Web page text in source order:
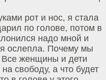
рот и нос, я стала
по голове, потом в
надо мной и
я ослепла. Почему мы
женщины и дети
свободу, а что будет